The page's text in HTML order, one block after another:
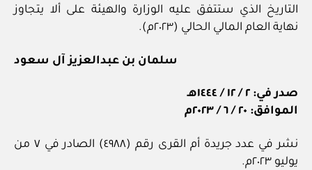
التاريخ الذي ستتفق عليه الوزارة والهيئة على ألا يتجاوز
نهاية العام المالي الحالي (٢٠٢٣م).
سلمان بن عبدالعزيز آل سعود
صدر في: ٢ / ١٢ / ١٤٤٤هـ
الموافق: ٢٠ / ٦ / ٢٠٢٣م
نشر في عدد جريدة أم القرى رقم (٤٩٨٨) الصادر في ٧ من
يوليو ٢٠٢٣م.